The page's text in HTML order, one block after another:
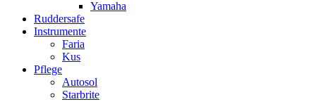
Yamaha
Ruddersafe
Instrumente
Faria
Kus
Pflege
Autosol
Starbrite